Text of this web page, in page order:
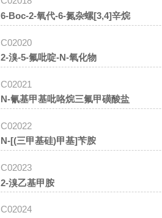
6-Boc-2-氧代-6-氮杂螺[3,4]辛烷
C02020
2-溴-5-氟吡啶-N-氧化物
C02021
N-氰基甲基吡咯烷三氟甲磺酸盐
C02022
N-[(三甲基硅)甲基]苄胺
C02023
2-溴乙基甲胺
C02024